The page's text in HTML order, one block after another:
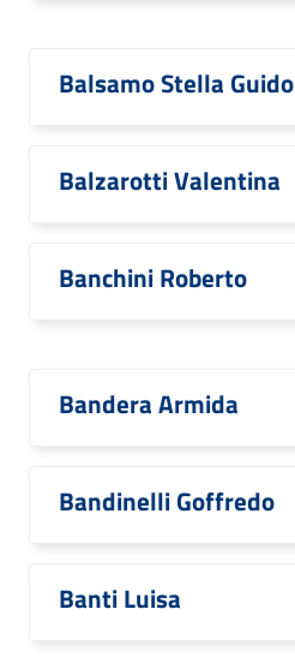
Balsamo Stella Guido
Balzarotti Valentina
Banchini Roberto
Bandera Armida
Bandinelli Goffredo
Banti Luisa